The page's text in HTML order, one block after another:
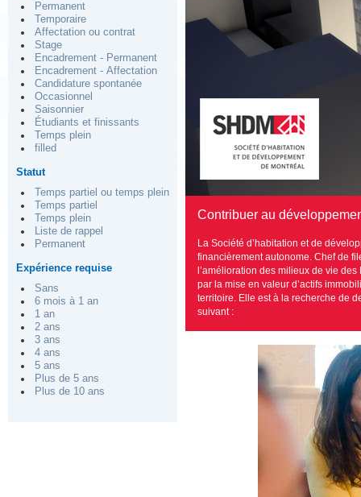
Permanent
Temporaire
Affectation ou contrat
Stage
Encadrement - Permanent
Encadrement - Affectation
Candidature spontanée
Occasionnel
Saisonnier
Étudiants et finissants
Temps plein
filled
Statut
Temps partiel ou temps plein
Temps partiel
Temps plein
Liste de rappel
Permanent
Expérience requise
Sans
6 mois à 1 an
1 an
2 ans
3 ans
4 ans
5 ans
Plus de 5 ans
Plus de 10 ans
Contribuer au
La Société d’habitation et de
financièrement autonome. Chef de
l’amélioration des milieux de vie
par la mise en valeur d’actifs
territoire. Elle est à la recherche de
suivant :